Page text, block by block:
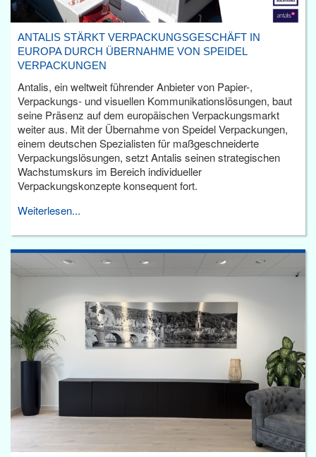
ANTALIS STÄRKT VERPACKUNGSGESCHÄFT IN
EUROPA DURCH ÜBERNAHME VON SPEIDEL
VERPACKUNGEN
Antalis, ein weltweit führender Anbieter von Papier-,
Verpackungs- und visuellen Kommunikationslösungen, baut
seine Präsenz auf dem europäischen Verpackungsmarkt
weiter aus. Mit der Übernahme von Speidel Verpackungen,
einem deutschen Spezialisten für maßgeschneiderte
Verpackungslösungen, setzt Antalis seinen strategischen
Wachstumskurs im Bereich individueller
Verpackungskonzepte konsequent fort.
Weiterlesen...